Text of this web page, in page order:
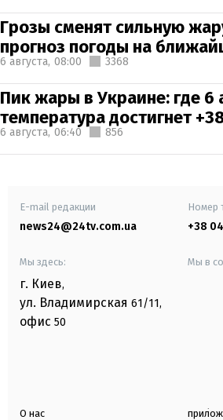
Грозы сменят сильную
прогноз погоды на
6 августа, 08:00 3368
Пик жары в Украине: где 6
температура достигнет
6 августа, 06:40 856
E-mail редакции
news24@24tv.com.ua
Номер
+38
Мы здесь:
г. Киев,
ул. Владимирская 61/11,
офис 50
Мы в
О нас